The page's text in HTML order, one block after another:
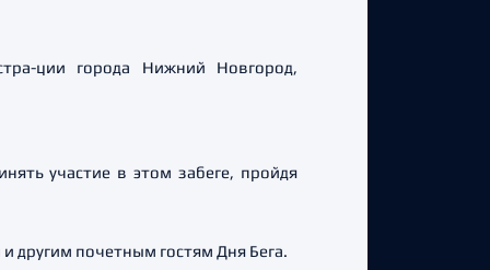
ции города Нижний Новгород,
участие в этом забеге, пройдя
другим почетным гостям Дня Бега.